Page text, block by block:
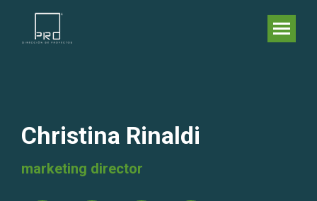
Christina Rinaldi
marketing director